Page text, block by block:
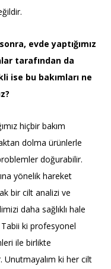
evde yaptığımız
tarafından da
ise bu bakımları ne
hiçbir bakım
dolma ürünlerle
doğurabilir.
yönelik hareket
bir cilt analizi ve
daha sağlıklı hale
Tabii ki profesyonel
ile birlikte
ki her cilt